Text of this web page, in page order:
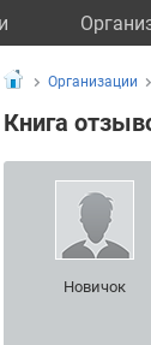
Организации
Книга
Новичок